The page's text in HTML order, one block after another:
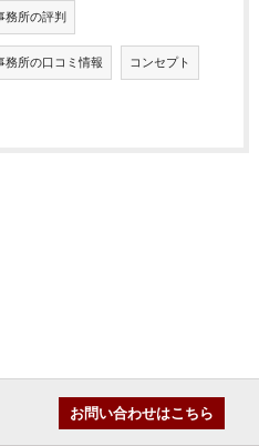
務所の評判
務所の口コミ情報 コンセプト
お問い合わせはこちら